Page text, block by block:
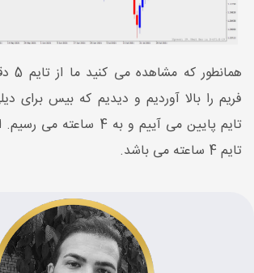
فریم را بالا آوردیم و دیدیم که بیس
تایم پایین می آییم و به 4
تایم 4 ساعته می باشد.